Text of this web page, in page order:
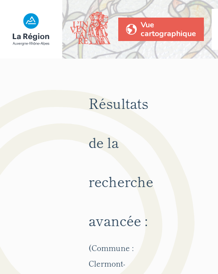
Vue
cartographique
Résultats
de la
recherche
avancée :
(Commune :
Clermont-